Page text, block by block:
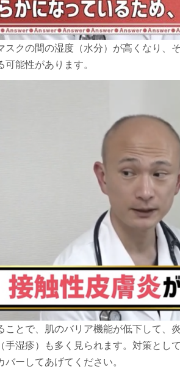
スクの間の湿度（水分）が高くなり、
可能性があります。
ことで、肌のバリア機能が低下して、
湿疹）も多く見られます。対策とし
ーしてあげてください。